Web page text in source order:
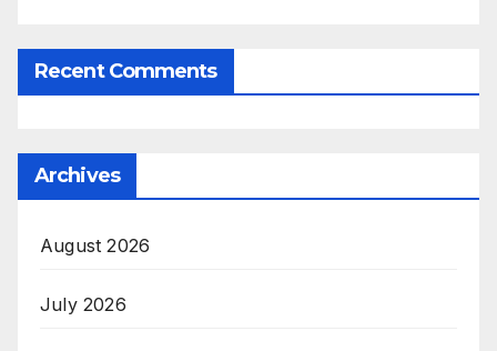
Recent Comments
Archives
August 2026
July 2026